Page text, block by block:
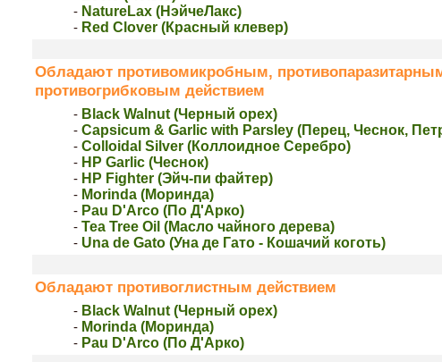
- NatureLax (НэйчеЛакс)
- Red Сlover (Крaсный клевер)
Обладают противомикробным,
противогрибковым действием
- Black Walnut (Черный орех)
- Capsicum & Garlic with Parsley (Перец, Чеснок,
- Colloidal Silver (Коллоидное Серебро)
- HP Garlic (Чеснoк)
- HP Fighter (Эйч-пи файтер)
- Mоrinda (Мoринда)
- Pau D'Arco (Пo Д'Арко)
- Tea Tree Oil (Маслo чайного дерева)
- Una de Gato (Уна де Гато - Кошачий коготь)
Обладают противоглистным действием
- Black Walnut (Черный орех)
- Mоrinda (Мoринда)
- Pau D'Arco (Пo Д'Арко)